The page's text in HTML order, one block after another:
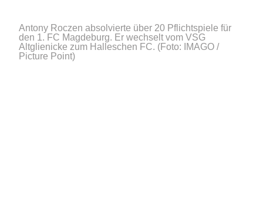
Antony Roczen absolvierte über 20 Pflichtspiele für
den 1. FC Magdeburg. Er wechselt vom VSG
Altglienicke zum Halleschen FC. (Foto: IMAGO /
Picture Point)